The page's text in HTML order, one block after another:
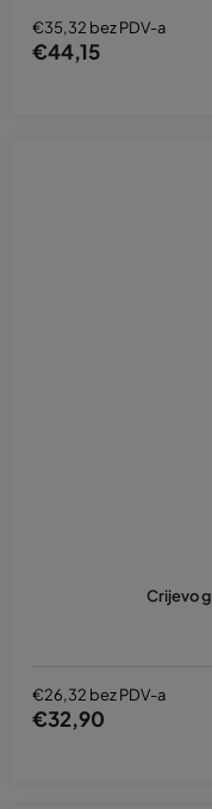
€35,32 bez PDV-a
€44,15
Crijevo
€26,32 bez PDV-a
€32,90